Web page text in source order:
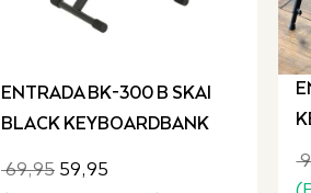
ENTRADA BK-300 B SKAI
BLACK KEYBOARDBANK
69,95 59,95